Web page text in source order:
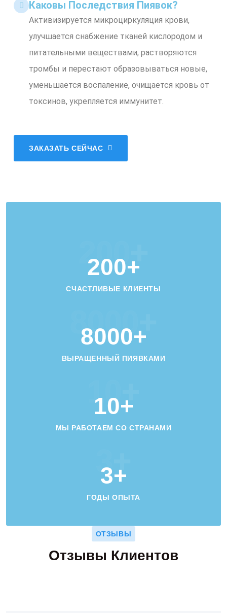
Каковы Последствия Пиявок?
Активизируется микроциркуляция крови,
улучшается снабжение тканей кислородом и
питательными веществами, растворяются
тромбы и перестают образовываться новые,
уменьшается воспаление, очищается кровь от
токсинов, укрепляется иммунитет.
ЗАКАЗАТЬ СЕЙЧАС
200+
200 +
СЧАСТЛИВЫЕ КЛИЕНТЫ
8000+
8000 +
ВЫРАЩЕННЫЙ ПИЯВКАМИ
10+
10 +
МЫ РАБОТАЕМ СО СТРАНАМИ
3+
3 +
ГОДЫ ОПЫТА
ОТЗЫВЫ
Отзывы Клиентов